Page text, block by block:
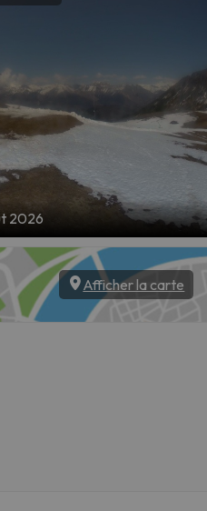
2026
Afficher la carte